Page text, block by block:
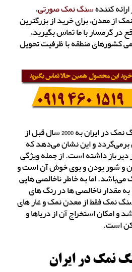
کنندهسنگ نمک صورتی،
از معدن، برای خرید از بزرگترین
در گرمسار با ما تماس بگیرید،
کشورهای منطقه با ظرفیت تحویل
بهره برداری از معدن سنگ نمک در ایران به 2000 سال قبل از
برمی‌گردد و این نشان می‌دهد که
دیرباز داشته است. از جمله ویژگی
و شور بودن و بوی خوش آن است و
اما به خاطر ناخالصی هایی
مقدار ناخالصی ها در رنگ های
نمک فقط از معدن نمک و غار های
و امکان استخراج آن از دریاها و
است.
نمک در ایران